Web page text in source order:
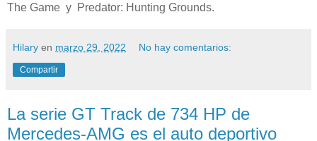
The Game y Predator: Hunting Grounds.
Hilary en marzo 29, 2022 No hay comentarios:
Compartir
La serie GT Track de 734 HP de
Mercedes‑AMG es el auto deportivo